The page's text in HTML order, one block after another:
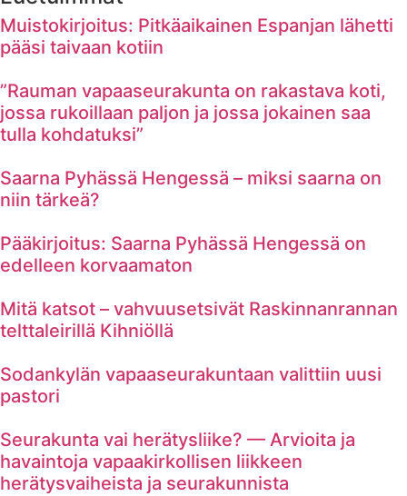
Muistokirjoitus: Pitkäaikainen Espanjan lähetti
pääsi taivaan kotiin
”Rauman vapaaseurakunta on rakastava koti,
jossa rukoillaan paljon ja jossa jokainen saa
tulla kohdatuksi”
Saarna Pyhässä Hengessä – miksi saarna on
niin tärkeä?
Pääkirjoitus: Saarna Pyhässä Hengessä on
edelleen korvaamaton
Mitä katsot – vahvuusetsivät Raskinnanrannan
telttaleirillä Kihniöllä
Sodankylän vapaaseurakuntaan valittiin uusi
pastori
Seurakunta vai herätysliike? — Arvioita ja
havaintoja vapaakirkollisen liikkeen
herätysvaiheista ja seurakunnista